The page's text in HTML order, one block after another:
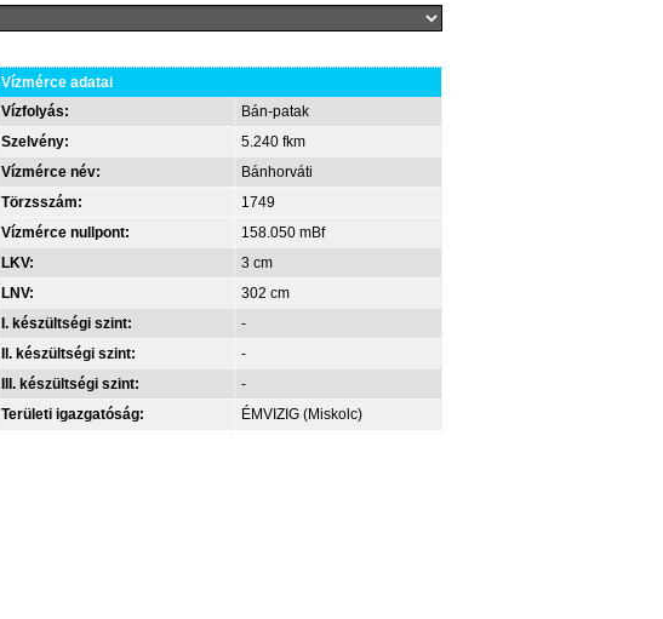
Vízmérce adatai
Vízfolyás:
Bán-patak
Szelvény:
5.240 fkm
Vízmérce név:
Bánhorváti
Törzsszám:
1749
Vízmérce nullpont:
158.050 mBf
LKV:
3 cm
LNV:
302 cm
I. készültségi szint:
-
II. készültségi szint:
-
III. készültségi szint:
-
Területi igazgatóság:
ÉMVIZIG (Miskolc)